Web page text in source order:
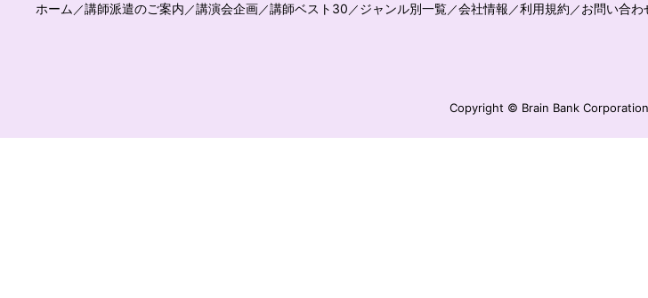
ホーム 講師派遣のご案内 講演会企画 講師ベスト30 ジャンル別一覧 会社情報 利用規約 お問い合わ
Copyright © Brain Bank